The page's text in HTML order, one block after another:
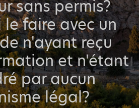
sans permis?
le faire avec un
n'ayant reçu
et n'étant
par aucun
légal?